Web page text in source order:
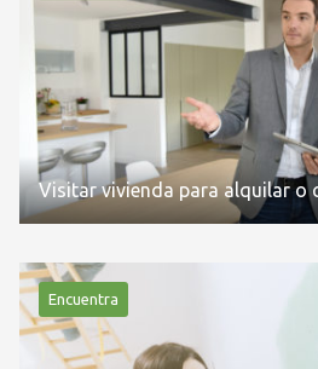
Visitar vivienda para alquilar o
Encuentra